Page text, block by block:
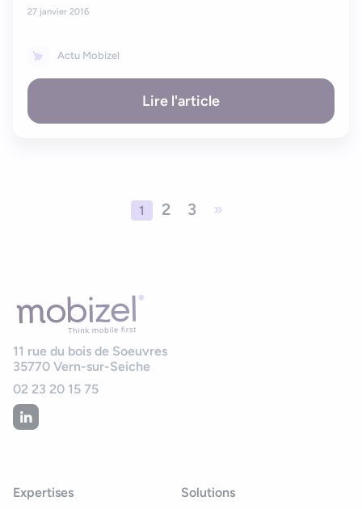
27 janvier 2016
Actu Mobizel
Lire l'article
1 2 3 »
11 rue du bois de Soeuvres
35770 Vern-sur-Seiche
02 23 20 15 75
Expertises Solutions